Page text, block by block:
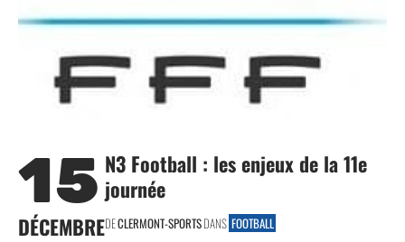
15
DÉCEMBRE
N3 Football : les enjeux de la 11e
journée
DECLERMONT-SPORTSDANS FOOTBALL